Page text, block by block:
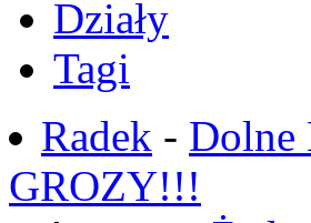
Działy
Tagi
Radek - Dolne
GROZY!!!